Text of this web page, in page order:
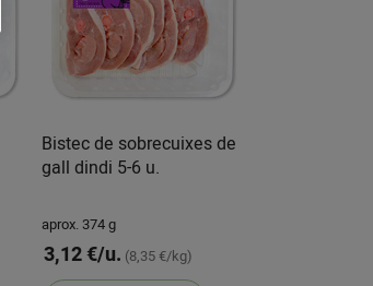
Bistec de sobrecuixes de
gall dindi 5-6 u.
aprox. 374 g
3,12 €/u. (8,35 €/kg)